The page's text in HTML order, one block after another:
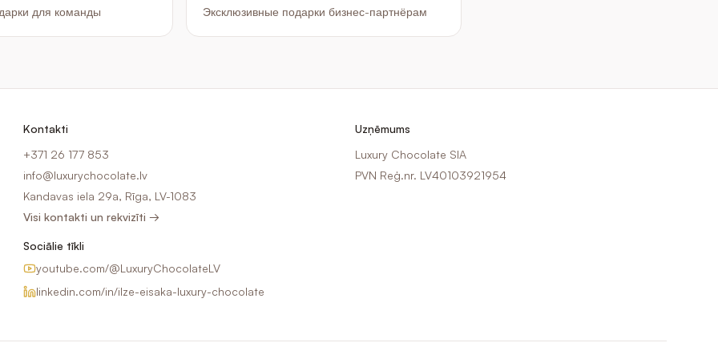
для команды Эксклюзивные подарки бизнес-партнёрам
Kontakti
+371 26 177 853
info@luxurychocolate.lv
Kandavas iela 29a, Rīga, LV-1083
Visi kontakti un rekvizīti →
Sociālie tīkli
youtube.com/@LuxuryChocolateLV
linkedin.com/in/ilze-eisaka-luxury-chocolate
Uzņēmums
Luxury Chocolate SIA
PVN Reģ.nr. LV40103921954